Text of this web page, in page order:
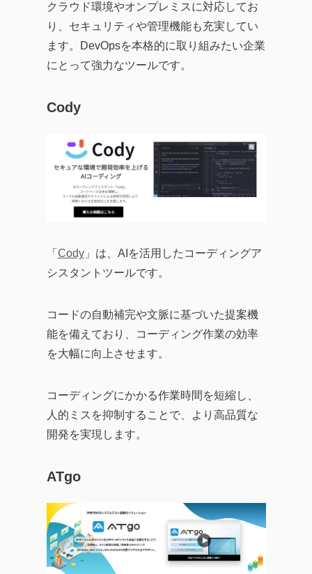
クラウド環境やオンプレミスに対応してお
り、セキュリティや管理機能も充実してい
ます。DevOpsを本格的に取り組みたい企業
にとって強力なツールです。
Cody
「 Cody」は、AIを活用したコーディングア
シスタントツールです。
コードの自動補完や文脈に基づいた提案機
能を備えており、コーディング作業の効率
を大幅に向上させます。
コーディングにかかる作業時間を短縮し、
人的ミスを抑制することで、より高品質な
開発を実現します。
ATgo